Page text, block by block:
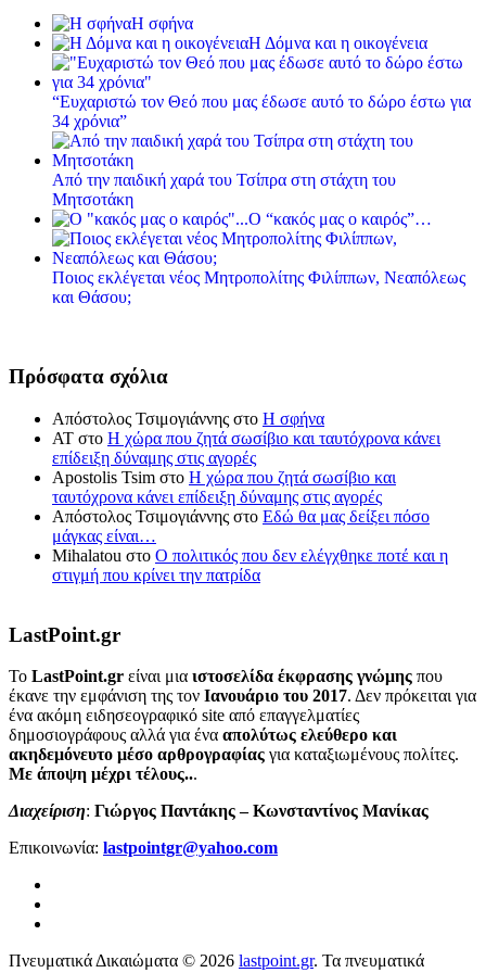
Η σφήνα
Η Δόμνα και η οικογένεια
“Ευχαριστώ τον Θεό που μας έδωσε αυτό το δώρο έστω για
34 χρόνια”
Από την παιδική χαρά του Τσίπρα στη στάχτη του
Μητσοτάκη
Ο “κακός μας ο καιρός”…
Ποιος εκλέγεται νέος Μητροπολίτης Φιλίππων, Νεαπόλεως
και Θάσου;
Πρόσφατα σχόλια
Απόστολος Τσιμογιάννης στο Η σφήνα
ΑΤ στο Η χώρα που ζητά σωσίβιο και ταυτόχρονα κάνει
επίδειξη δύναμης στις αγορές
Apostolis Tsim στο Η χώρα που ζητά σωσίβιο και
ταυτόχρονα κάνει επίδειξη δύναμης στις αγορές
Απόστολος Τσιμογιάννης στο Εδώ θα μας δείξει πόσο
μάγκας είναι…
Mihalatou στο Ο πολιτικός που δεν ελέγχθηκε ποτέ και η
στιγμή που κρίνει την πατρίδα
LastPoint.gr
To LastPoint.gr είναι μια ιστοσελίδα έκφρασης γνώμης που
έκανε την εμφάνιση της τον Ιανουάριο του 2017. Δεν πρόκειται για
ένα ακόμη ειδησεογραφικό site από επαγγελματίες
δημοσιογράφους αλλά για ένα απολύτως ελεύθερο και
ακηδεμόνευτο μέσο αρθρογραφίας για καταξιωμένους πολίτες.
Με άποψη μέχρι τέλους...
Διαχείριση: Γιώργος Παντάκης – Κωνσταντίνος Μανίκας
Επικοινωνία: lastpointgr@yahoo.com
Πνευματικά Δικαιώματα © 2026 lastpoint.gr. Τα πνευματικά